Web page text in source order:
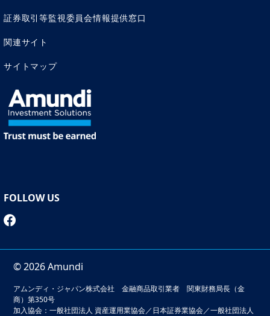
証券取引等監視委員会情報提供窓口
関連サイト
サイトマップ
FOLLOW US
© 2026 Amundi
アムンディ・ジャパン株式会社 金融商品取引業者 関東財務局長（金
商）第350号
加入協会：一般社団法人 資産運用業協会／日本証券業協会／一般社団法人